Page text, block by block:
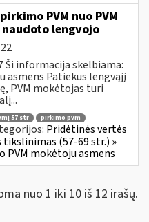
PVM nuo PVM
lengvojo
Ši informacija skelbiama:
asmens Patiekus lengvąjį
PVM mokėtojas turi
57 str
pirkimo pvm
Pridėtinės vertės
(57-69 str.) »
PVM mokėtoju asmens
nuo 1 iki 10 iš 12 irašų.